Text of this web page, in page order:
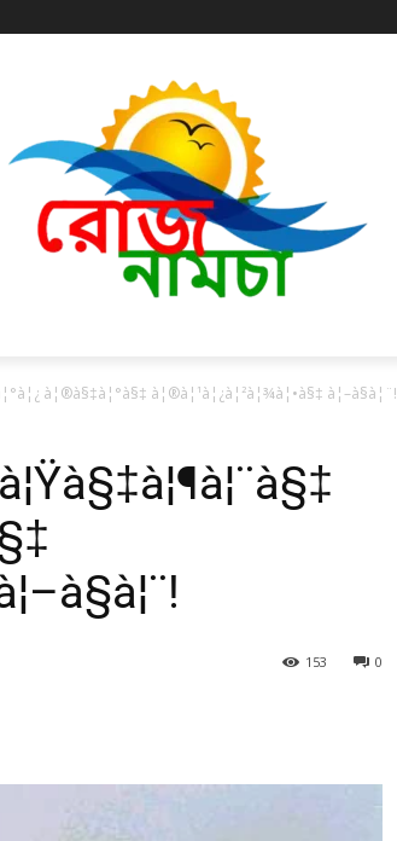
à¦®à§‡à¦°à§‡ à¦®à¦¹à¦¿à¦²à¦¾à¦•à§‡ à¦–à§à¦¨!
0
153